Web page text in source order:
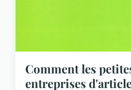
Comment les
entreprises